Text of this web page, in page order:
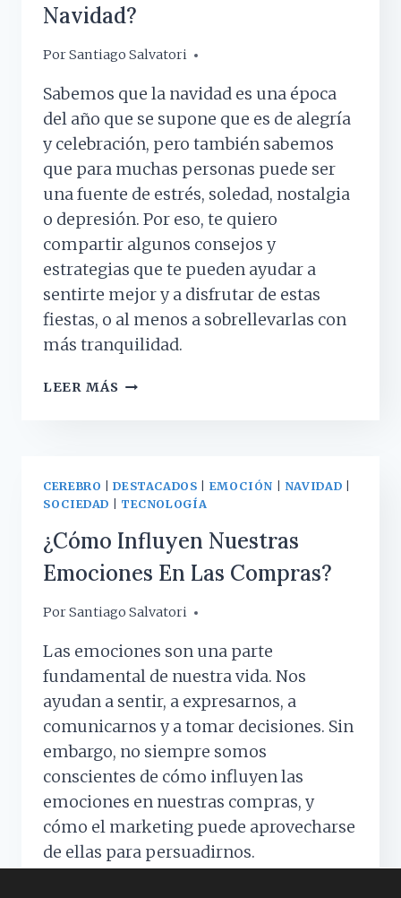
Navidad?
PorSantiago Salvatori
13 diciembre, 2023
Sabemos que la navidad es una época
del año que se supone que es de alegría
y celebración, pero también sabemos
que para muchas personas puede ser
una fuente de estrés, soledad, nostalgia
o depresión. Por eso, te quiero
compartir algunos consejos y
estrategias que te pueden ayudar a
sentirte mejor y a disfrutar de estas
fiestas, o al menos a sobrellevarlas con
más tranquilidad.
LEER MÁS ¿CÓMO
PUEDE
GENERAR
NAVIDAD?
CEREBRO |DESTACADOS EMOCIÓN NAVIDAD
SOCIEDAD
TECNOLOGÍA
¿Cómo Influyen Nuestras
Emociones En Las Compras?
PorSantiago Salvatori
1 diciembre, 2023
Las emociones son una parte
fundamental de nuestra vida. Nos
ayudan a sentir, a expresarnos, a
comunicarnos y a tomar decisiones. Sin
embargo, no siempre somos
conscientes de cómo influyen las
emociones en nuestras compras, y
cómo el marketing puede aprovecharse
de ellas para persuadirnos.